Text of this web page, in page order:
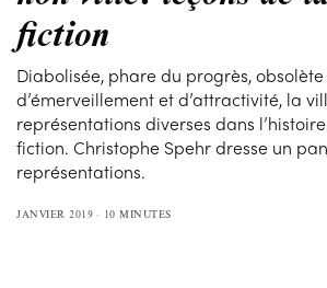
fiction
Diabolisée, phare du progrès,
d’émerveillement et d’attractivité, la
représentations diverses dans
fiction. Christophe Spehr dresse un
représentations.
JANVIER 2019 10 MINUTES